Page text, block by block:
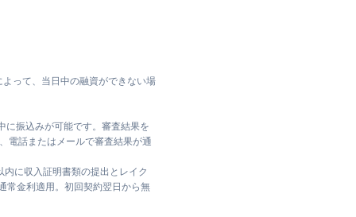
って、当日中の融資ができない場
に振込みが可能です。審査結果を
電話またはメールで審査結果が通
に収入証明書類の提出とレイク
常金利適用。初回契約翌日から無